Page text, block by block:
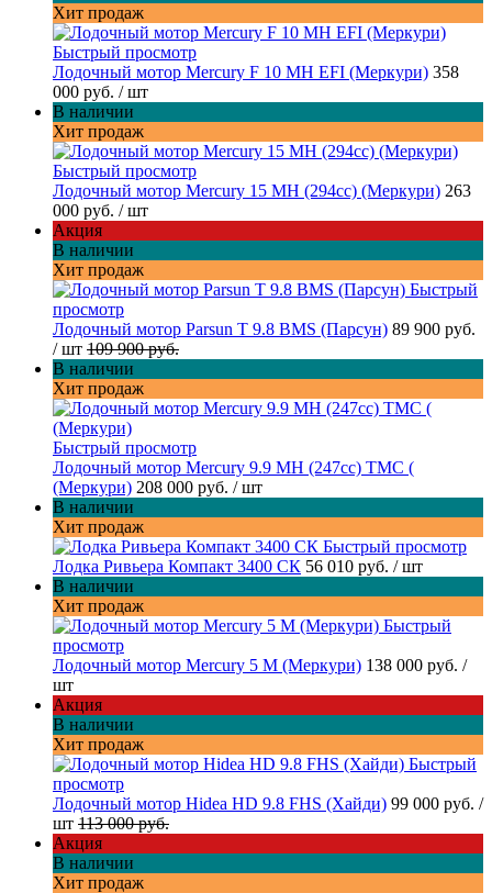
Хит продаж
Быстрый просмотр
Лодочный мотор Mercury F 10 MH EFI (Меркури) 358
000 руб. / шт
В наличии
Хит продаж
Быстрый просмотр
Лодочный мотор Mercury 15 MH (294cc) (Меркури) 263
000 руб. / шт
Акция
В наличии
Хит продаж
Быстрый
просмотр
Лодочный мотор Parsun T 9.8 BMS (Парсун) 89 900 руб.
/ шт 109 900 руб.
В наличии
Хит продаж
Быстрый просмотр
Лодочный мотор Mercury 9.9 МН (247cc) TMC (
(Меркури) 208 000 руб. / шт
В наличии
Хит продаж
Быстрый просмотр
Лодка Ривьера Компакт 3400 СК 56 010 руб. / шт
В наличии
Хит продаж
Быстрый
просмотр
Лодочный мотор Mercury 5 M (Меркури) 138 000 руб. /
шт
Акция
В наличии
Хит продаж
Быстрый
просмотр
Лодочный мотор Hidea HD 9.8 FHS (Хайди) 99 000 руб. /
шт 113 000 руб.
Акция
В наличии
Хит продаж